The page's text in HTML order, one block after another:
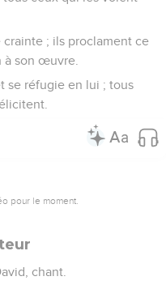
crainte ; ils proclament ce
à son œuvre.
se réfugie en lui ; tous
pour le moment.
chant.